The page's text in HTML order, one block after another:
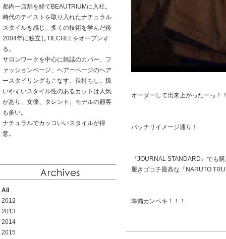
都内一店舗を経てBEAUTRIUMに入社。
時代のテイストを取り入れたナチュラル
スタイルを感じ、多くの技術を学んだ後
2004年に独立しTIECHELをオープンす
る。
サロンワークを中心に雑誌のカバー、フ
ァッションページ、ヘアーページのヘア
ースタイリングもこなす。長持ちし、扱
いやすいスタイル性のあるカットは人気
があり、女優、タレント、モデルの顧客
も多い。
ナチュラルでカッコいいスタイルが得
意。
All
2012
2013
2014
2015
オーダーして出来上がったーっ！
バッチリイメージ通り！
『JOURNAL STANDARD』でも
履きゴコチ最高な『NARUTO
準備カンペキ！！！